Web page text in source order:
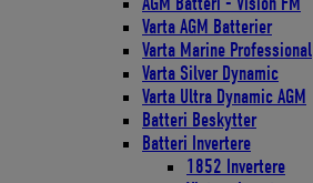
Varta AGM Batterier
Varta Marine Professional
Varta Silver Dynamic
Varta Ultra Dynamic AGM
Batteri Beskytter
Batteri Invertere
1852 Invertere